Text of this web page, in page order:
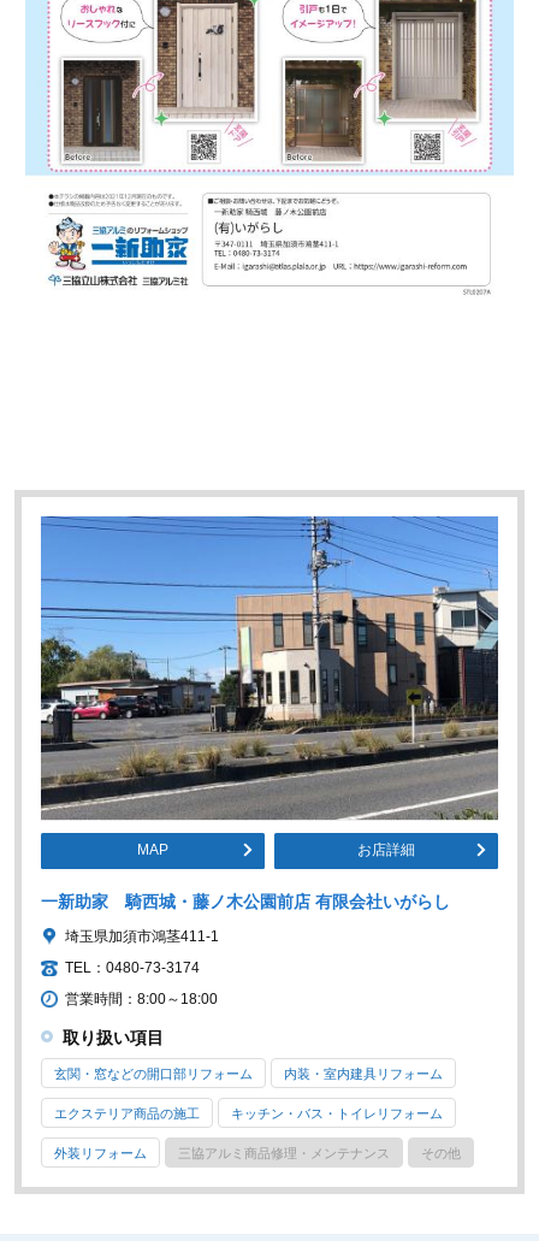
MAP お店詳細
一新助家 騎西城・藤ノ木公園前店 有限会社いがらし
埼玉県加須市鴻茎411-1
TEL：0480-73-3174
営業時間：8:00～18:00
取り扱い項目
玄関・窓などの開口部リフォーム 内装・室内建具リフォーム
エクステリア商品の施工 キッチン・バス・トイレリフォーム
外装リフォーム 三協アルミ商品修理・メンテナンス その他